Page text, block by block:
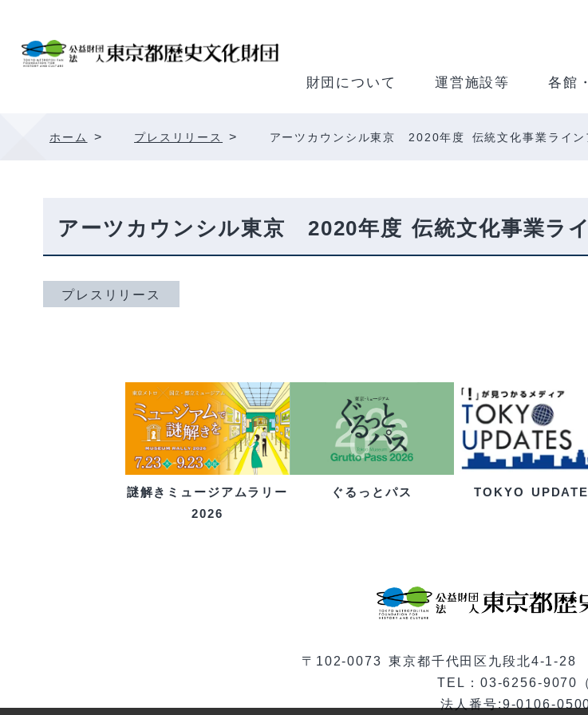
財団について 運営施設等 各館
ホーム > プレスリリース > アーツカウンシル東京 2020年度 伝統文化事業ライン
アーツカウンシル東京 2020年度 伝統文化事業ラ
プレスリリース
謎解きミュージアムラリー
2026
ぐるっとパス TOKYO
〒102-0073 東京都千代田区九段北4-1-28
TEL：03-6256-9070（
法人番号:9-0106-